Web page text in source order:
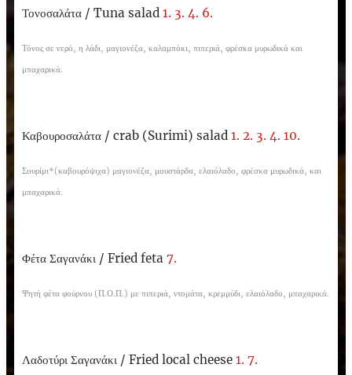
Τονοσαλάτα / Tuna salad 1. 3. 4. 6.
Τόνος σε νερό, η λάδι, μαγιονέζα, καλαμπόκι, πιπεριά, φρέσκα μυρωδικά και
μπαχαρικά.
Καβουροσαλάτα / crab (Surimi) salad 1. 2. 3. 4. 10.
Σουρίμι*(καβουρόψιχα) μαγιονέζα, μουστάρδα, ελαιόλαδο, φρέσκα μυρωδικά, και
μπαχαρικά.
Φέτα Σαγανάκι / Fried feta 7.
Ψητή φέτα φούρνου (Π.Ο.Π.) με πιπεριά, ντομάτα, κρεμμύδι, ελαιόλαδο, μπαχαρικά.
Λαδοτύρι Σαγανάκι / Fried local cheese 1. 7.